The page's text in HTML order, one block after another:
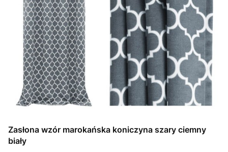
Zasłona wzór marokańska koniczyna szary ciemny
biały